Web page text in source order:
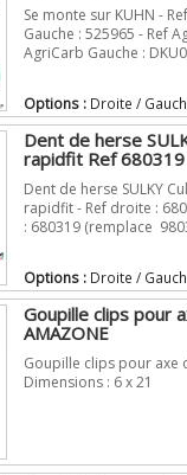
Se monte sur KUHN -
Gauche : 525965 - Ref
AgriCarb Gauche :
Options : Droite /
Dent de herse
rapidfit Ref 680319
Dent de herse SULKY
rapidfit - Ref droite :
: 680319 (remplace
Options : Droite /
Goupille clips pour
AMAZONE
Goupille clips pour axe
Dimensions : 6 x 21